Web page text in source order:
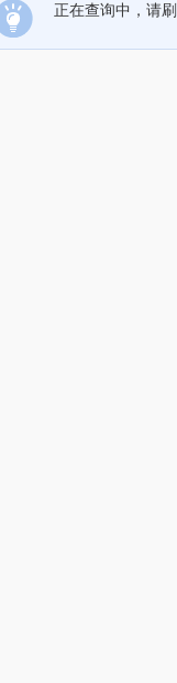
正在查询中，请